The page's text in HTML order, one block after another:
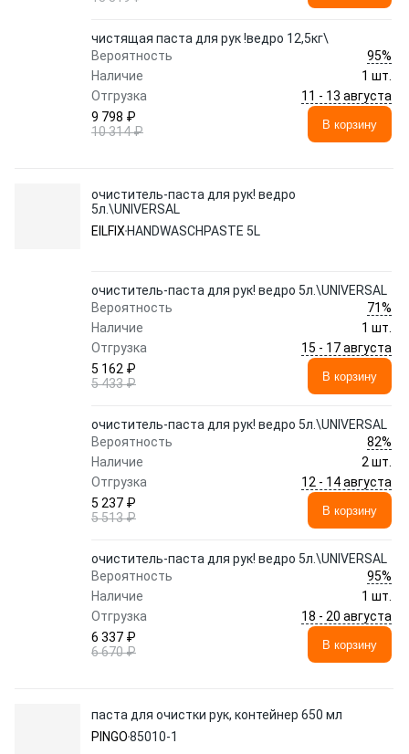
чистящая паста для рук !ведро 12,5кг\
Вероятность
95%
Наличие
1 шт.
Отгрузка
11 - 13 августа
9 798 ₽
10 314 ₽
В корзину
очиститель-паста для рук! ведро
5л.\UNIVERSAL
EILFIX HANDWASCHPASTE 5L
очиститель-паста для рук! ведро 5л.\UNIVERSAL
Вероятность
71%
Наличие
1 шт.
Отгрузка
15 - 17 августа
5 162 ₽
5 433 ₽
В корзину
очиститель-паста для рук! ведро 5л.\UNIVERSAL
Вероятность
82%
Наличие
2 шт.
Отгрузка
12 - 14 августа
5 237 ₽
5 513 ₽
В корзину
очиститель-паста для рук! ведро 5л.\UNIVERSAL
Вероятность
95%
Наличие
1 шт.
Отгрузка
18 - 20 августа
6 337 ₽
6 670 ₽
В корзину
паста для очистки рук, контейнер 650 мл
PINGO85010-1